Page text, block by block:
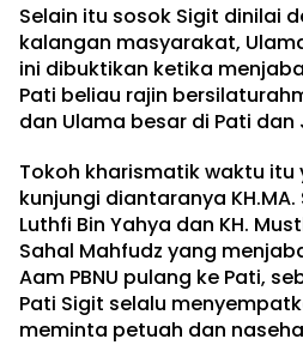
Selain itu sosok Sigit dinilai
kalangan masyarakat,
ini dibuktikan ketika
Pati beliau rajin
dan Ulama besar di Pati dan
Tokoh kharismatik waktu itu
kunjungi diantaranya
Luthfi Bin Yahya dan KH.
Sahal Mahfudz yang
Aam PBNU pulang ke Pati,
Pati Sigit selalu
meminta petuah dan